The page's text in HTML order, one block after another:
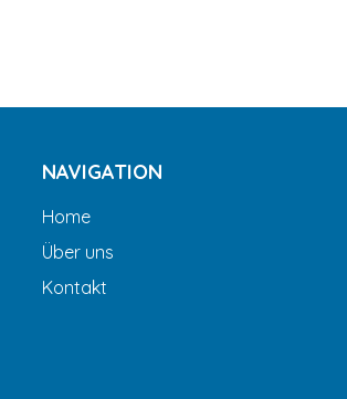
NAVIGATION
Home
Über uns
Kontakt